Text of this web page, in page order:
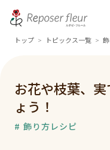
トップ > トピックス一覧 >
お花や枝葉、
ょう！
# 飾り方レシピ